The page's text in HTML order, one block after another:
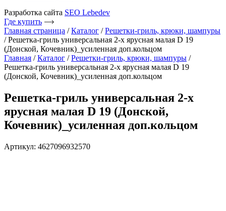
Разработка сайта SEO Lebedev
Где купить
Главная страница /Каталог /Решетки-гриль, крюки, шампуры
/Решетка-гриль универсальная 2-х ярусная малая D 19
(Донской, Кочевник)_усиленная доп.кольцом
Главная /Каталог /Решетки-гриль, крюки, шампуры /
Решетка-гриль универсальная 2-х ярусная малая D 19
(Донской, Кочевник)_усиленная доп.кольцом
Решетка-гриль универсальная 2-х
ярусная малая D 19 (Донской,
Кочевник)_усиленная доп.кольцом
Артикул: 4627096932570